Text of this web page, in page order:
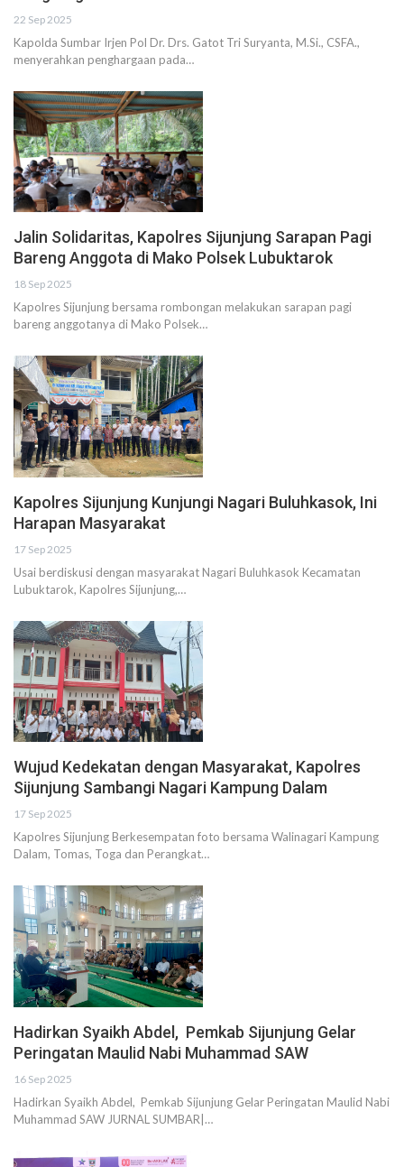
22 Sep 2025
Kapolda Sumbar Irjen Pol Dr. Drs. Gatot Tri Suryanta, M.Si., CSFA.,
menyerahkan penghargaan pada…
Jalin Solidaritas, Kapolres Sijunjung Sarapan Pagi
Bareng Anggota di Mako Polsek Lubuktarok
18 Sep 2025
Kapolres Sijunjung bersama rombongan melakukan sarapan pagi
bareng anggotanya di Mako Polsek…
Kapolres Sijunjung Kunjungi Nagari Buluhkasok, Ini
Harapan Masyarakat
17 Sep 2025
Usai berdiskusi dengan masyarakat Nagari Buluhkasok Kecamatan
Lubuktarok, Kapolres Sijunjung,…
Wujud Kedekatan dengan Masyarakat, Kapolres
Sijunjung Sambangi Nagari Kampung Dalam
17 Sep 2025
Kapolres Sijunjung Berkesempatan foto bersama Walinagari Kampung
Dalam, Tomas, Toga dan Perangkat…
Hadirkan Syaikh Abdel, Pemkab Sijunjung Gelar
Peringatan Maulid Nabi Muhammad SAW
16 Sep 2025
Hadirkan Syaikh Abdel, Pemkab Sijunjung Gelar Peringatan Maulid Nabi
Muhammad SAW JURNAL SUMBAR|…